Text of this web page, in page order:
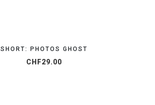
SHORT: PHOTOS GHOST
CHF29.00